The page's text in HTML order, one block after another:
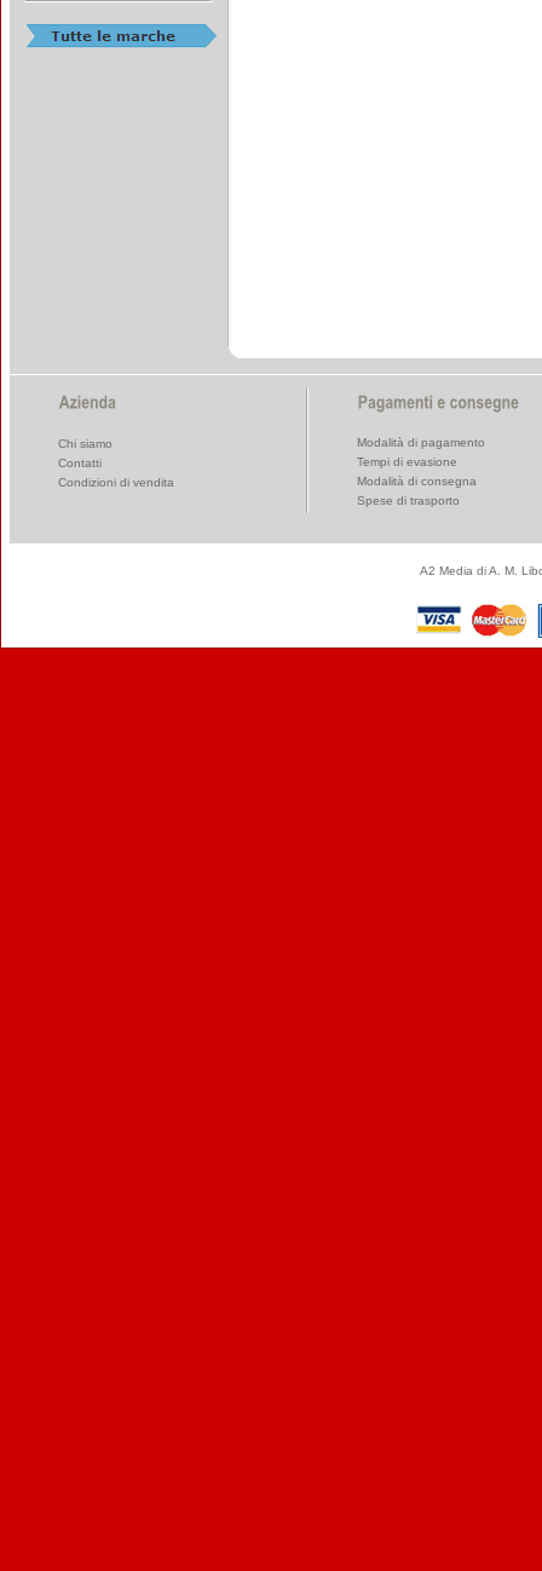
Chi siamo
Contatti
Condizioni di vendita
Modalità di pagamento
Tempi di evasione
Modalità di consegna
Spese di trasporto
A2 Media di A. M.